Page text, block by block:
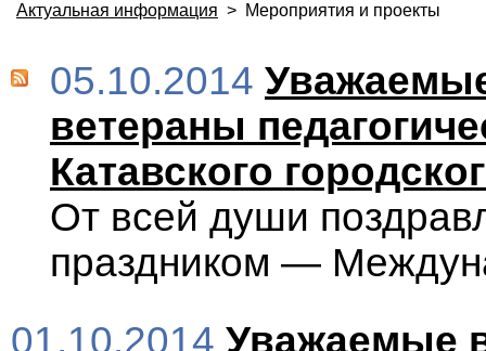
Актуальная информация > Мероприятия и проекты
05.10.2014
ветераны
Катавского
От всей души
праздником —
01.10.2014 Уважаемые